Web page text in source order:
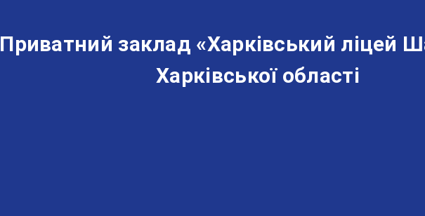
Приватний заклад «‎Харківський ліцей
Харківської області